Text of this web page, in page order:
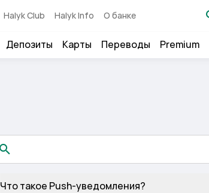
Halyk Club Halyk Info О банке
Депозиты Карты Переводы Premium
Что такое Push-уведомления?